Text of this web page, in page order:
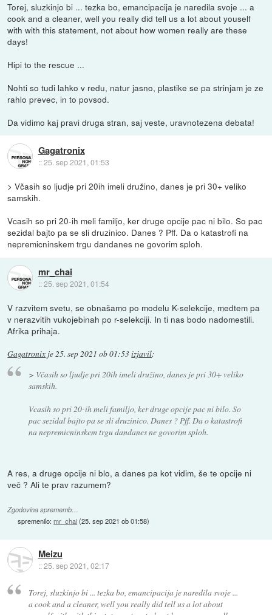
Torej, sluzkinjo bi ... tezka bo, emancipacija je naredila svoje ... a
cook and a cleaner, well you really did tell us a lot about youself
with with this statement, not about how women really are these
days!
Hipi to the rescue ...
Nohti so tudi lahko v redu, natur jasno, plastike se pa strinjam je ze
rahlo prevec, in to povsod.
Da vidimo kaj pravi druga stran, saj veste, uravnotezena debata!
Gagatronix
::25. sep 2021, 01:53
> Včasih so ljudje pri 20ih imeli družino, danes je pri 30+ veliko
samskih.
Vcasih so pri 20-ih meli familjo, ker druge opcije pac ni bilo. So pac
sezidal bajto pa se sli druzinico. Danes ? Pff. Da o katastrofi na
nepremicninskem trgu dandanes ne govorim sploh.
mr_chai
::25. sep 2021, 01:54
V razvitem svetu, se obnašamo po modelu K-selekcije, medtem pa
v nerazvitih vukojebinah po r-selekciji. In ti nas bodo nadomestili.
Afrika prihaja.
Gagatronix je25. sep 2021 ob 01:53izjavil:
> Včasih so ljudje pri 20ih imeli družino, danes je pri 30+ veliko
samskih.
Vcasih so pri 20-ih meli familjo, ker druge opcije pac ni bilo. So
pac sezidal bajto pa se sli druzinico. Danes ? Pff. Da o katastrofi
na nepremicninskem trgu dandanes ne govorim sploh.
A res, a druge opcije ni blo, a danes pa kot vidim, še te opcije ni
več ? Ali te prav razumem?
Zgodovina sprememb…
spremenilo:mr_chai(25. sep 2021 ob 01:58)
Meizu
::25. sep 2021, 02:17
Torej, sluzkinjo bi ... tezka bo, emancipacija je naredila svoje ...
a cook and a cleaner, well you really did tell us a lot about